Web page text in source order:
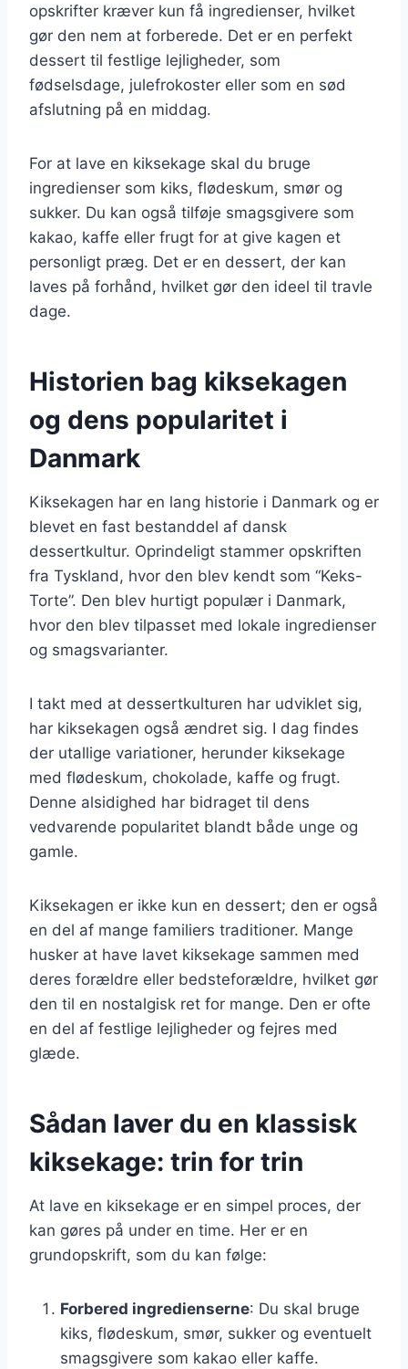
opskrifter kræver kun få ingredienser, hvilket
gør den nem at forberede. Det er en perfekt
dessert til festlige lejligheder, som
fødselsdage, julefrokoster eller som en sød
afslutning på en middag.
For at lave en kiksekage skal du bruge
ingredienser som kiks, flødeskum, smør og
sukker. Du kan også tilføje smagsgivere som
kakao, kaffe eller frugt for at give kagen et
personligt præg. Det er en dessert, der kan
laves på forhånd, hvilket gør den ideel til travle
dage.
Historien bag kiksekagen
og dens popularitet i
Danmark
Kiksekagen har en lang historie i Danmark og er
blevet en fast bestanddel af dansk
dessertkultur. Oprindeligt stammer opskriften
fra Tyskland, hvor den blev kendt som “Keks-
Torte”. Den blev hurtigt populær i Danmark,
hvor den blev tilpasset med lokale ingredienser
og smagsvarianter.
I takt med at dessertkulturen har udviklet sig,
har kiksekagen også ændret sig. I dag findes
der utallige variationer, herunder kiksekage
med flødeskum, chokolade, kaffe og frugt.
Denne alsidighed har bidraget til dens
vedvarende popularitet blandt både unge og
gamle.
Kiksekagen er ikke kun en dessert; den er også
en del af mange familiers traditioner. Mange
husker at have lavet kiksekage sammen med
deres forældre eller bedsteforældre, hvilket gør
den til en nostalgisk ret for mange. Den er ofte
en del af festlige lejligheder og fejres med
glæde.
Sådan laver du en klassisk
kiksekage: trin for trin
At lave en kiksekage er en simpel proces, der
kan gøres på under en time. Her er en
grundopskrift, som du kan følge:
Forbered ingredienserne: Du skal bruge
kiks, flødeskum, smør, sukker og eventuelt
smagsgivere som kakao eller kaffe.